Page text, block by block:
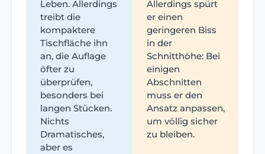
Leben. Allerdings
treibt die
kompaktere
Tischfläche ihn
an, die Auflage
öfter zu
überprüfen,
besonders bei
langen Stücken.
Nichts
Dramatisches,
aber es
Allerdings spürt
er einen
geringeren Biss
in der
Schnitthöhe: Bei
einigen
Abschnitten
muss er den
Ansatz anpassen,
um völlig sicher
zu bleiben.